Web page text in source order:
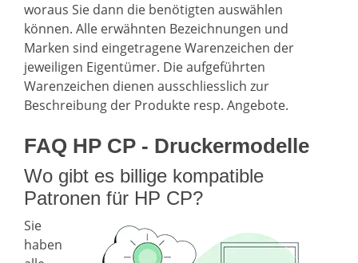
woraus Sie dann die benötigten auswählen
können. Alle erwähnten Bezeichnungen und
Marken sind eingetragene Warenzeichen der
jeweiligen Eigentümer. Die aufgeführten
Warenzeichen dienen ausschliesslich zur
Beschreibung der Produkte resp. Angebote.
FAQ HP CP - Druckermodelle
Wo gibt es billige kompatible
Patronen für HP CP?
Sie
haben